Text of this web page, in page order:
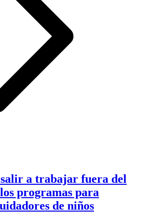
salir a trabajar fuera del
programas para
de niños